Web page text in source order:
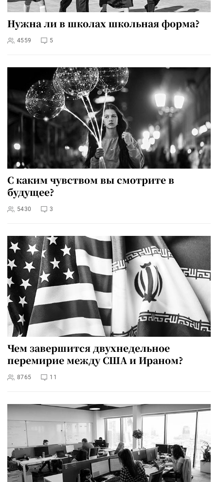
Нужна ли в школах школьная форма?
4559 5
С каким чувством вы смотрите в
будущее?
5430 3
Чем завершится двухнедельное
перемирие между США и Ираном?
8765 11